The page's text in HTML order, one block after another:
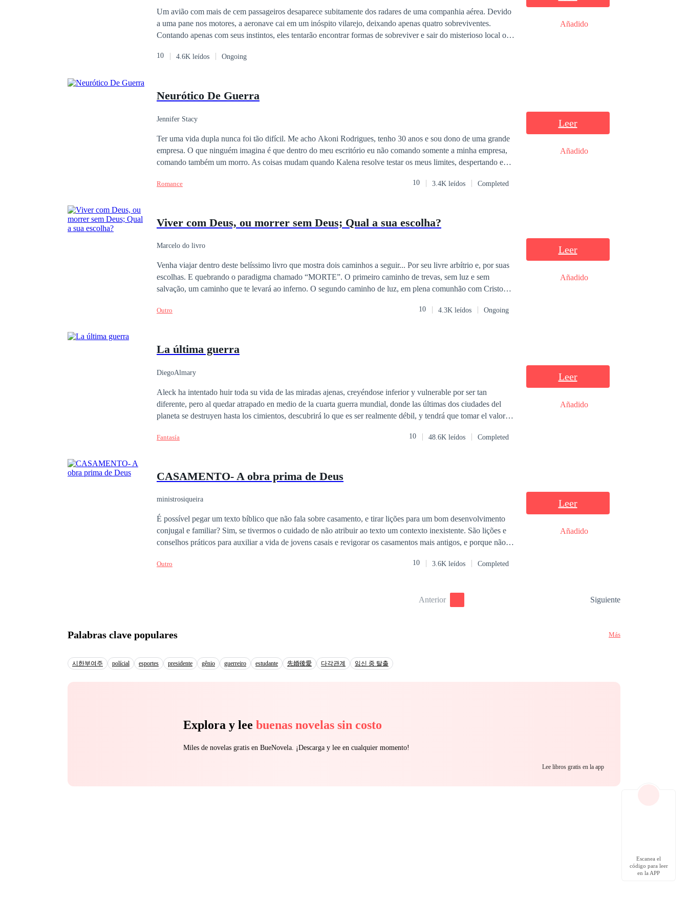
Um avião com mais de cem passageiros desaparece subitamente dos radares de uma companhia aérea. Devido
a uma pane nos motores, a aeronave cai em um inóspito vilarejo, deixando apenas quatro sobreviventes.
Contando apenas com seus instintos, eles tentarão encontrar formas de sobreviver e sair do misterioso local o
que girava em volta de um misterioso tesouro, que colocaria à prova a sua fé e seu caráter.
10 4.6K leídos Ongoing
Añadido
Neurótico De Guerra
Jennifer Stacy
Ter uma vida dupla nunca foi tão difícil. Me acho Akoni Rodrigues, tenho 30 anos e sou dono de uma grande
empresa. O que ninguém imagina é que dentro do meu escritório eu não comando somente a minha empresa,
comando também um morro. As coisas mudam quando Kalena resolve testar os meus limites, despertando em
Romance 10 3.4K leídos Completed
Leer
Añadido
Viver com Deus, ou morrer sem Deus; Qual a sua escolha?
Marcelo do livro
Venha viajar dentro deste belíssimo livro que mostra dois caminhos a seguir... Por seu livre arbítrio e, por suas
escolhas. E quebrando o paradigma chamado “MORTE”. O primeiro caminho de trevas, sem luz e sem
salvação, um caminho que te levará ao inferno. O segundo caminho de luz, em plena comunhão com Cristo
que você deseja. Afinal... Qual a sua escolha?
Outro 10 4.3K leídos Ongoing
Leer
Añadido
La última guerra
DiegoAlmary
Aleck ha intentado huir toda su vida de las miradas ajenas, creyéndose inferior y vulnerable por ser tan
diferente, pero al quedar atrapado en medio de la cuarta guerra mundial, donde las últimas dos ciudades del
planeta se destruyen hasta los cimientos, descubrirá lo que es ser realmente débil, y tendrá que tomar el valor
para sonreír
Fantasía 10 48.6K leídos Completed
Leer
Añadido
CASAMENTO- A obra prima de Deus
ministrosiqueira
É possível pegar um texto bíblico que não fala sobre casamento, e tirar lições para um bom desenvolvimento
conjugal e familiar? Sim, se tivermos o cuidado de não atribuir ao texto um contexto inexistente. São lições e
conselhos práticos para auxiliar a vida de jovens casais e revigorar os casamentos mais antigos, e porque não
na possibilidade de um casamento. Preparar os jovens casais para os eventuais problemas e situações adversas
Outro 10 3.6K leídos Completed
Leer
Añadido
Anterior Siguiente
Palabras clave populares Más
시한부여주 polícial esportes presidente gênio guerreiro estudante 先婚後愛 다각관계 임신 중 탈출
Explora y lee buenas novelas sin costo
Miles de novelas gratis en BueNovela. ¡Descarga y lee en cualquier momento!
Lee libros gratis en la app
Escanea el
código para leer
en la APP